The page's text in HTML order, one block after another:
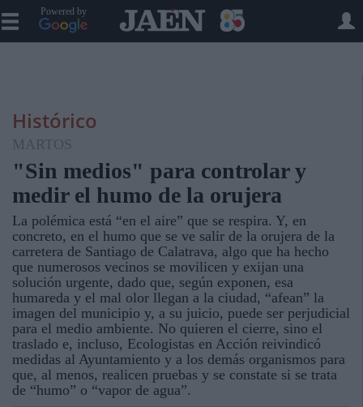
Powered by
Histórico
MARTOS
"Sin medios" para controlar y
medir el humo de la orujera
La polémica está “en el aire” que se respira. Y, en
concreto, en el humo que se ve salir de la orujera de la
carretera de Santiago de Calatrava, algo que ha hecho
que numerosos vecinos se movilicen y exijan una
solución urgente, dado que, según exponen, esa
humareda y el mal olor llegan a la ciudad, “afean” la
imagen del municipio y, a su juicio, puede ser perjudicial
para el medio ambiente. No quieren el cierre, sino el
traslado e, incluso, Ecologistas en Acción reivindicó
medidas al Ayuntamiento y a los demás organismos para
que, al menos, realicen pruebas y se constate si se trata
de “humo” o “vapor de agua”.